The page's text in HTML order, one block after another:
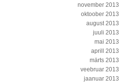
november 2013
oktoober 2013
august 2013
juuli 2013
mai 2013
aprill 2013
märts 2013
veebruar 2013
jaanuar 2013